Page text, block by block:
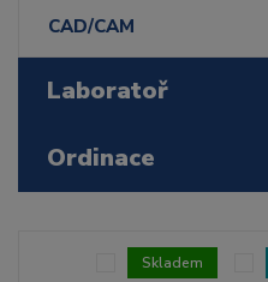
CAD/CAM
Laboratoř
Ordinace
Skladem